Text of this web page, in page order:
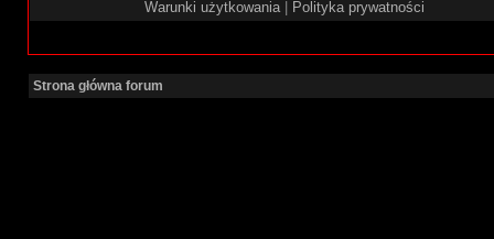
Warunki użytkowania| Polityka prywatności
Strona główna forum